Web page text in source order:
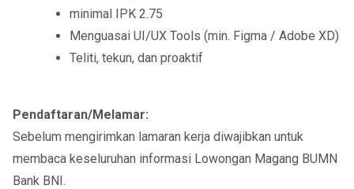
minimal IPK 2.75
Menguasai UI/UX Tools (min. Figma / Adobe XD)
Teliti, tekun, dan proaktif
Pendaftaran/Melamar:
Sebelum mengirimkan lamaran kerja diwajibkan untuk
membaca keseluruhan informasi Lowongan Magang BUMN
Bank BNI.